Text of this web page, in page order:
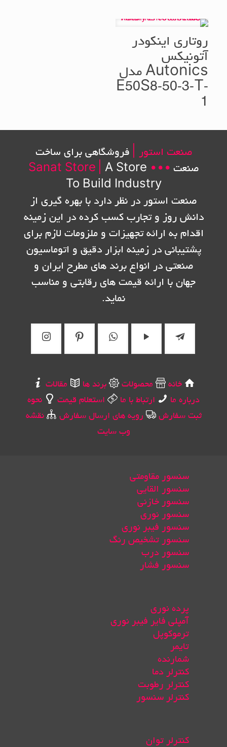
روتاری اینکودر
آتونیکس
Autonics مدل
E50S8-50-3-T-
1
صنعت استور |
فروشگاهی برای ساخت
صنعت •••
Sanat Store
A Store
To Build Industry
صنعت استور در نظر دارد با بهره گیری از
دانش روز و تجارب کسب کرده در این زمینه
اقدام به ارائه تجهیزات و ملزومات لازم برای
پشتیبانی در زمینه ابزار دقیق و اتوماسیون
صنعتی در انواع برند های مطرح ایران و
جهان با ارائه قیمت های رقابتی و مناسب
نماید.
خانه محصولات برند ها
مقالات
درباره ما
ارتباط با ما استعلام قیمت
نحوه
ثبت سفارش
رویه های ارسال سفارش
نقشه
وب سایت
سنسور مقاومتی
سنسور القایی
سنسور خازنی
سنسور نوری
سنسور فیبر نوری
سنسور تشخیص رنگ
سنسور درب
سنسور فشار
پرده نوری
آمپلی فایر فیبر نوری
ترموکوپل
تایمر
شمارنده
کنترلر دما
کنترلر رطوبت
کنترلر سنسور
کنترلر توان